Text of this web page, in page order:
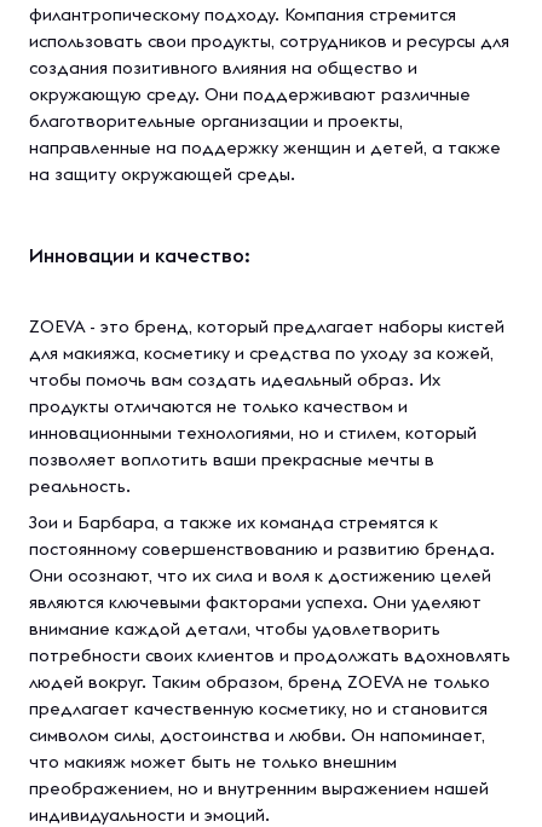
филантропическому подходу. Компания стремится
использовать свои продукты, сотрудников и ресурсы для
создания позитивного влияния на общество и
окружающую среду. Они поддерживают различные
благотворительные организации и проекты,
направленные на поддержку женщин и детей, а также
на защиту окружающей среды.
Инновации и качество:
ZOEVA - это бренд, который предлагает наборы кистей
для макияжа, косметику и средства по уходу за кожей,
чтобы помочь вам создать идеальный образ. Их
продукты отличаются не только качеством и
инновационными технологиями, но и стилем, который
позволяет воплотить ваши прекрасные мечты в
реальность.
Зои и Барбара, а также их команда стремятся к
постоянному совершенствованию и развитию бренда.
Они осознают, что их сила и воля к достижению целей
являются ключевыми факторами успеха. Они уделяют
внимание каждой детали, чтобы удовлетворить
потребности своих клиентов и продолжать вдохновлять
людей вокруг. Таким образом, бренд ZOEVA не только
предлагает качественную косметику, но и становится
символом силы, достоинства и любви. Он напоминает,
что макияж может быть не только внешним
преображением, но и внутренним выражением нашей
индивидуальности и эмоций.